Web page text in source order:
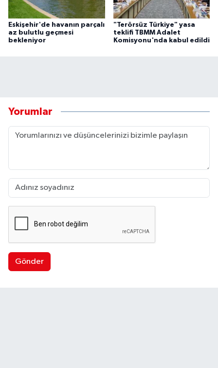
Eskişehir'de havanın parçalı
az bulutlu geçmesi
bekleniyor
"Terörsüz Türkiye" yasa
teklifi TBMM Adalet
Komisyonu'nda kabul edildi
Yorumlar
Gönder